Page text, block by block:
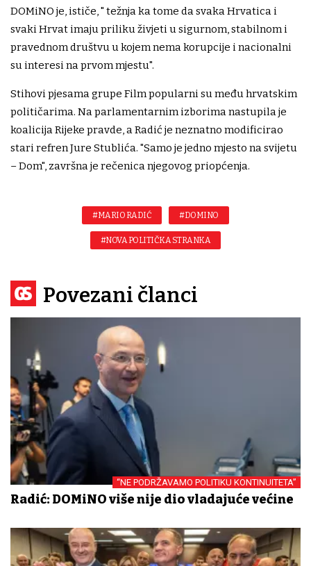
DOMiNO je, ističe, " težnja ka tome da svaka Hrvatica i
svaki Hrvat imaju priliku živjeti u sigurnom, stabilnom i
pravednom društvu u kojem nema korupcije i nacionalni
su interesi na prvom mjestu".
Stihovi pjesama grupe Film popularni su među hrvatskim
političarima. Na parlamentarnim izborima nastupila je
koalicija Rijeke pravde, a Radić je neznatno modificirao
stari refren Jure Stublića. "Samo je jedno mjesto na svijetu
– Dom", završna je rečenica njegovog priopćenja.
#MARIO RADIĆ #DOMINO
#NOVA POLITIČKA STRANKA
Povezani članci
“NE PODRŽAVAMO POLITIKU KONTINUITETA”
Radić: DOMiNO više nije dio vladajuće većine